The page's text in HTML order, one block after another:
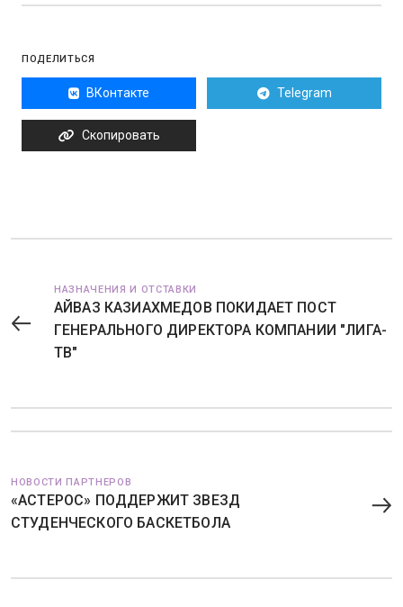
ПОДЕЛИТЬСЯ
ВКонтакте Telegram
Скопировать
НАЗНАЧЕНИЯ И ОТСТАВКИ
АЙВАЗ КАЗИАХМЕДОВ ПОКИДАЕТ ПОСТ
ГЕНЕРАЛЬНОГО ДИРЕКТОРА КОМПАНИИ "ЛИГА-
ТВ"
НОВОСТИ ПАРТНЕРОВ
«АСТЕРОС» ПОДДЕРЖИТ ЗВЕЗД
СТУДЕНЧЕСКОГО БАСКЕТБОЛА